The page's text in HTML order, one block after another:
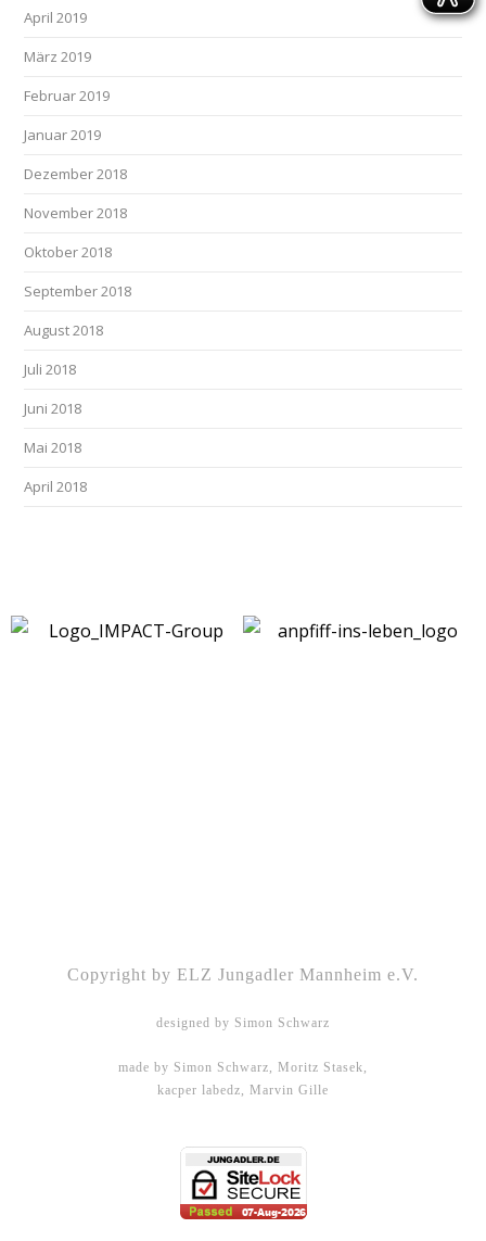
April 2019
März 2019
Februar 2019
Januar 2019
Dezember 2018
November 2018
Oktober 2018
September 2018
August 2018
Juli 2018
Juni 2018
Mai 2018
April 2018
Copyright by ELZ Jungadler Mannheim e.V.
designed by Simon Schwarz
made by Simon Schwarz, Moritz Stasek,
kacper labedz, Marvin Gille